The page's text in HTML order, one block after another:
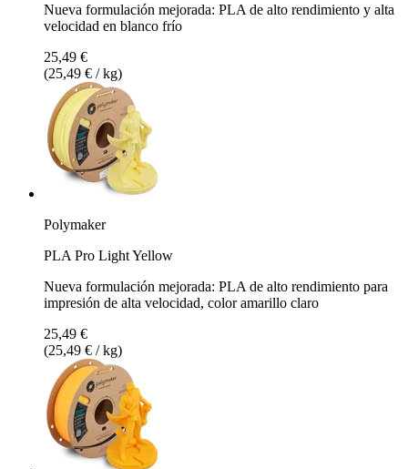
Nueva formulación mejorada: PLA de alto rendimiento y alta
velocidad en blanco frío
25,49 €
(25,49 € / kg)
Polymaker
PLA Pro Light Yellow
Nueva formulación mejorada: PLA de alto rendimiento para
impresión de alta velocidad, color amarillo claro
25,49 €
(25,49 € / kg)